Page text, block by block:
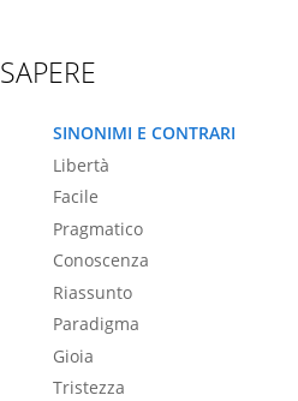
SAPERE
SINONIMI E CONTRARI
Libertà
Facile
Pragmatico
Conoscenza
Riassunto
Paradigma
Gioia
Tristezza